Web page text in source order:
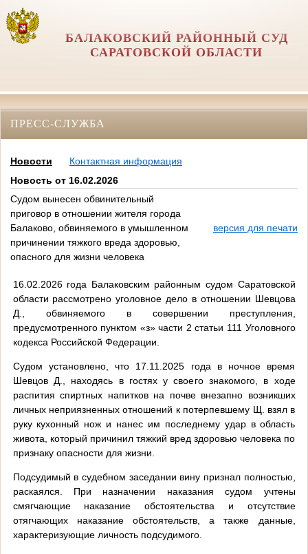
БАЛАКОВСКИЙ РАЙОННЫЙ СУД
САРАТОВСКОЙ ОБЛАСТИ
ПРЕСС-СЛУЖБА
Новости
Контактная информация
Новость от 16.02.2026
Судом вынесен обвинительный
приговор в отношении жителя города
Балаково, обвиняемого в умышленном
причинении тяжкого вреда здоровью,
опасного для жизни человека
версия для печати
16.02.2026 года Балаковским районным судом Саратовской
области рассмотрено уголовное дело в отношении Шевцова
Д., обвиняемого в совершении преступления,
предусмотренного пунктом «з» части 2 статьи 111 Уголовного
кодекса Российской Федерации.
Судом установлено, что 17.11.2025 года в ночное время
Шевцов Д., находясь в гостях у своего знакомого, в ходе
распития спиртных напитков на почве внезапно возникших
личных неприязненных отношений к потерпевшему Щ. взял в
руку кухонный нож и нанес им последнему удар в область
живота, который причинил тяжкий вред здоровью человека по
признаку опасности для жизни.
Подсудимый в судебном заседании вину признал полностью,
раскаялся. При назначении наказания судом учтены
смягчающие наказание обстоятельства и отсутствие
отягчающих наказание обстоятельств, а также данные,
характеризующие личность подсудимого.